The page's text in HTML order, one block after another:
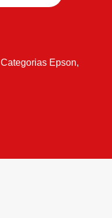
Categorias Epson,